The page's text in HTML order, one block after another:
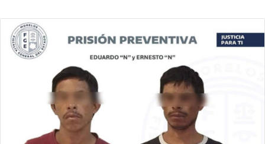
email